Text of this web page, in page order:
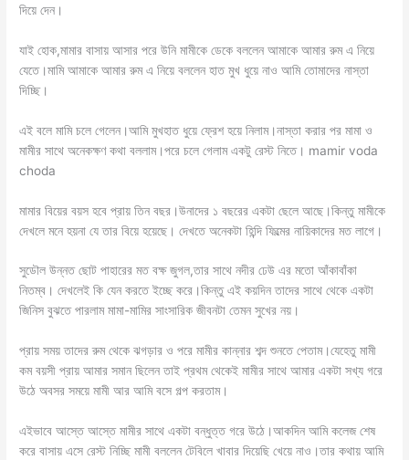
দিয়ে দেন।
যাই হোক,মামার বাসায় আসার পরে উনি মামীকে ডেকে বললেন আমাকে আমার রুম এ নিয়ে
যেতে।মামি আমাকে আমার রুম এ নিয়ে বললেন হাত মুখ ধুয়ে নাও আমি তোমাদের নাস্তা
দিচ্ছি।
এই বলে মামি চলে গেলেন।আমি মুখহাত ধুয়ে ফ্রেশ হয়ে নিলাম।নাস্তা করার পর মামা ও
মামীর সাথে অনেকক্ষণ কথা বললাম।পরে চলে গেলাম একটু রেস্ট নিতে। mamir voda
choda
মামার বিয়ের বয়স হবে প্রায় তিন বছর।উনাদের ১ বছরের একটা ছেলে আছে।কিন্তু মামীকে
দেখলে মনে হয়না যে তার বিয়ে হয়েছে। দেখতে অনেকটা হিন্দি ফিল্মের নায়িকাদের মত লাগে।
সুডৌল উন্নত ছোট পাহারের মত বক্ষ জুগল,তার সাথে নদীর ঢেউ এর মতো আঁকাবাঁকা
নিতম্ব। দেখলেই কি যেন করতে ইচ্ছে করে।কিন্তু এই কয়দিন তাদের সাথে থেকে একটা
জিনিস বুঝতে পারলাম মামা-মামির সাংসারিক জীবনটা তেমন সুখের নয়।
প্রায় সময় তাদের রুম থেকে ঝগড়ার ও পরে মামীর কান্নার শব্দ শুনতে পেতাম।যেহেতু মামী
কম বয়সী প্রায় আমার সমান ছিলেন তাই প্রথম থেকেই মামীর সাথে আমার একটা সখ্য গরে
উঠে অবসর সময়ে মামী আর আমি বসে গল্প করতাম।
এইভাবে আস্তে আস্তে মামীর সাথে একটা বন্ধুত্ত গরে উঠে।আকদিন আমি কলেজ শেষ
করে বাসায় এসে রেস্ট নিচ্ছি মামী বললেন টেবিলে খাবার দিয়েছি খেয়ে নাও।তার কথায় আমি